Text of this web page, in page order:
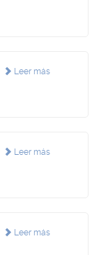
Leer más
Leer más
Leer más